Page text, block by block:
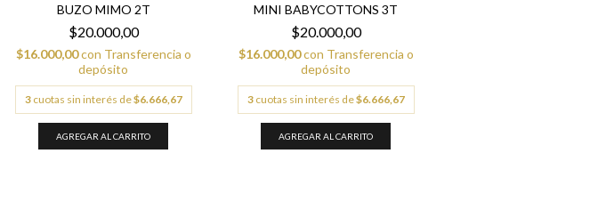
BUZO MIMO 2T
$20.000,00
$16.000,00con Transferencia o
depósito
3 cuotas sin interés de$6.666,67
MINI BABYCOTTONS 3T
$20.000,00
$16.000,00con Transferencia o
depósito
3 cuotas sin interés de$6.666,67